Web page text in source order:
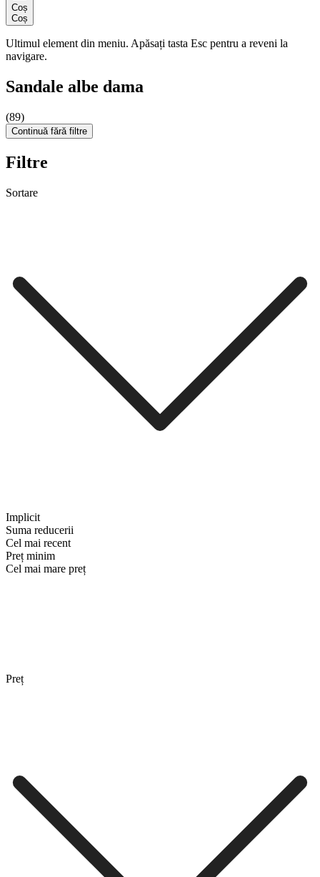
Coș
Coș
Ultimul element din meniu. Apăsați tasta Esc pentru a reveni la
navigare.
Sandale albe dama
(89)
Continuă fără filtre
Filtre
Sortare
Implicit
Suma reducerii
Cel mai recent
Preț minim
Cel mai mare preț
Preț